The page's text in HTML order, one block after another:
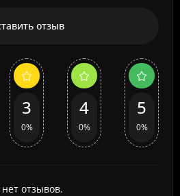
отзыв
3
0%
4
0%
5
0%
отзывов.